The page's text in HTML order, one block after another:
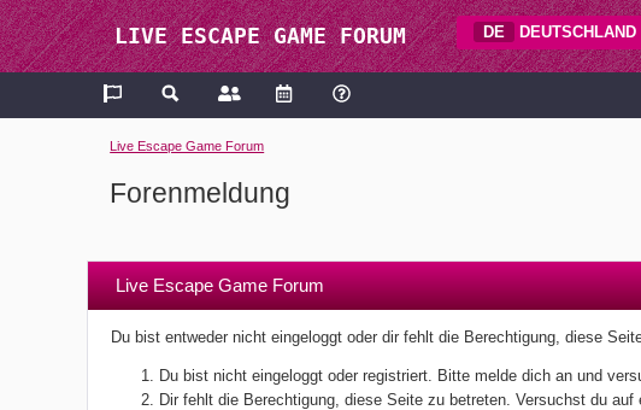
LIVE ESCAPE GAME FORUM DE DEUTSCHLAND
Live Escape Game Forum
Forenmeldung
Live Escape Game Forum
Du bist entweder nicht eingeloggt oder dir fehlt die Berechtigung, diese
Du bist nicht eingeloggt oder registriert. Bitte melde dich an und
Dir fehlt die Berechtigung, diese Seite zu betreten. Versuchst du